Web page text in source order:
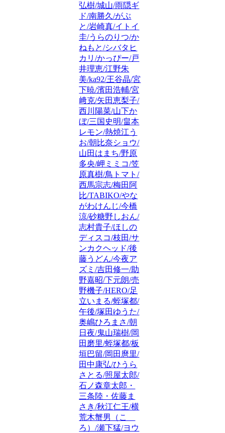
弘樹/城山/雨隠ギ
ド/南勝久/がぶ
と/岩崎真/イトイ
圭/うらのりつ/か
ねもと/シバタヒ
カリ/かっぴー/戸
井理恵/江野朱
美/ka92/王谷晶/宮
下暁/濱田浩輔/宮
﨑克/矢田恵梨子/
西川陽菜/山下か
ぼ/三国史明/畠本
レモン/熱焼江う
お/朝比奈ショウ/
山田はまち/野原
多央/岬ミミコ/笠
原真樹/鳥トマト/
西馬宗志/梅田阿
比/TABIKO/やな
がわけんじ/今橋
涼/砂糖野しおん/
志村貴子/ほしの
ディスコ/枝田/サ
ンカクヘッド/後
藤うどん/今夜ア
ズミ/吉田修一/助
野嘉昭/下元朗/売
野機子/HERO/足
立いまる/蛭塚都/
午後/塚田ゆうた/
奥嶋ひろまさ/朝
日夜/鬼山瑞樹/岡
田磨里/蛭塚都/板
垣巴留/岡田麿里/
田中康弘/ひうら
さとる/照屋太郎/
石ノ森章太郎・
三条陸・佐藤ま
さき/秋江仁王/横
荒木蟹男（こゝ
ろ）/瀬下猛/ヨウ